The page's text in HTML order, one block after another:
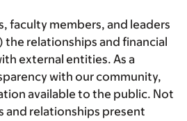
faculty members, and leaders
the relationships and financial
external entities. As a
with our community,
available to the public. Not
and relationships present